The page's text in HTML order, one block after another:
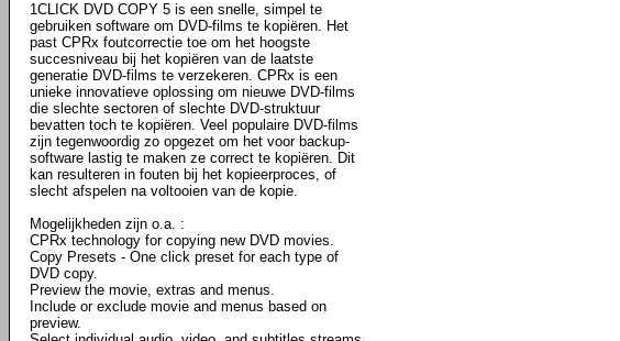
1CLICK DVD COPY 5 is een snelle, simpel te
gebruiken software om DVD-films te kopiëren. Het
past CPRx foutcorrectie toe om het hoogste
succesniveau bij het kopiëren van de laatste
generatie DVD-films te verzekeren. CPRx is een
unieke innovatieve oplossing om nieuwe DVD-films
die slechte sectoren of slechte DVD-struktuur
bevatten toch te kopiëren. Veel populaire DVD-films
zijn tegenwoordig zo opgezet om het voor backup-
software lastig te maken ze correct te kopiëren. Dit
kan resulteren in fouten bij het kopieerproces, of
slecht afspelen na voltooien van de kopie.
Mogelijkheden zijn o.a. :
CPRx technology for copying new DVD movies.
Copy Presets - One click preset for each type of
DVD copy.
Preview the movie, extras and menus.
Include or exclude movie and menus based on
preview.